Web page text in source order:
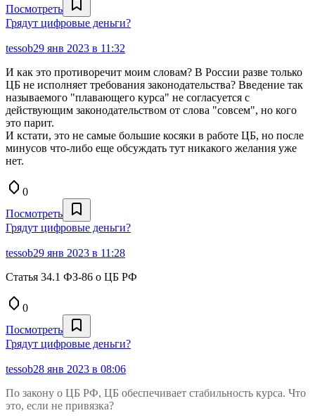
Посмотреть
Грядут цифровые деньги?
tessob29 янв 2023 в 11:32
И как это противоречит моим словам? В России разве только
ЦБ не исполняет требования законодательства? Введение так
называемого "плавающего курса" не согласуется с
действующим законодательством от слова "совсем", но кого
это парит.
И кстати, это не самые большие косяки в работе ЦБ, но после
минусов что-либо еще обсуждать тут никакого желания уже
нет.
0
Посмотреть
Грядут цифровые деньги?
tessob29 янв 2023 в 11:28
Статья 34.1 ФЗ-86 o ЦБ РФ
0
Посмотреть
Грядут цифровые деньги?
tessob28 янв 2023 в 08:06
По закону о ЦБ РФ, ЦБ обеспечивает стабильность курса. Что
это, если не привязка?